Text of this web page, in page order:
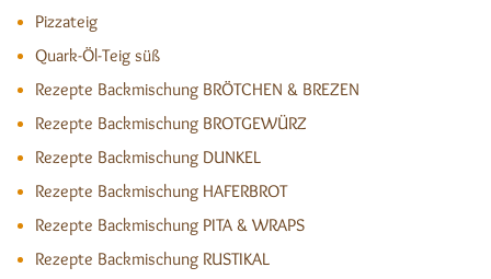
Pizzateig
Quark-Öl-Teig süß
Rezepte Backmischung BRÖTCHEN & BREZEN
Rezepte Backmischung BROTGEWÜRZ
Rezepte Backmischung DUNKEL
Rezepte Backmischung HAFERBROT
Rezepte Backmischung PITA & WRAPS
Rezepte Backmischung RUSTIKAL